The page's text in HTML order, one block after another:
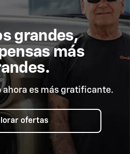
grandes,
más
ahora es más gratificante.
ofertas